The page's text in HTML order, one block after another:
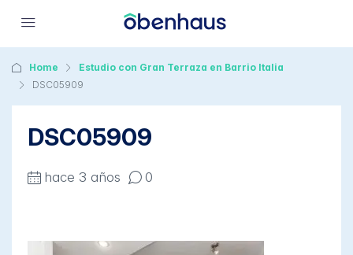
Home
Estudio con Gran Terraza en Barrio Italia
DSC05909
DSC05909
hace 3 años 0